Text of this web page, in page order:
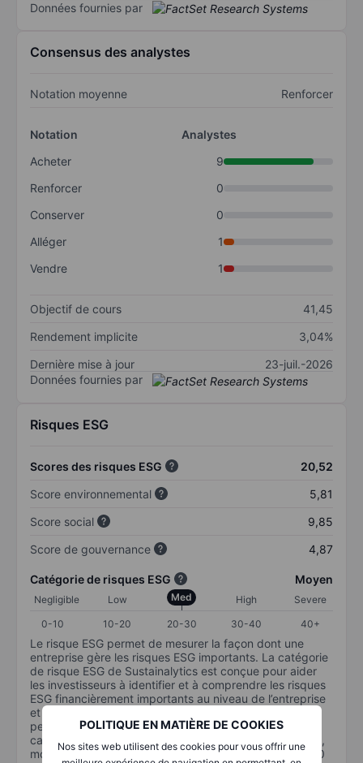
POLITIQUE EN MATIÈRE DE COOKIES
Nos sites web utilisent des cookies pour vous offrir une
Données fournies par
Consensus des analystes
Notation moyenne Renforcer
Notation
Analystes
Acheter
9
Renforcer
0
Conserver
0
Alléger
1
Vendre
1
Objectif de cours
41,45
Rendement implicite
3,04%
Dernière mise à jour
23-juil.-2026
Données fournies par
Risques ESG
Scores des risques ESG
20,52
Score environnemental
5,81
Score social
9,85
Score de gouvernance
4,87
Catégorie de risques ESG Moyen
Negligible Low Med High
Severe
0-10
10-20 20-30 30-40 40+
Le risque ESG permet de mesurer la façon dont une
entreprise gère les risques ESG importants. La catégorie
de risque ESG de Sustainalytics est conçue pour aider
les investisseurs à identifier et à comprendre les risques
ESG financièrement importants au niveau de l’entreprise
et la manière dont ils sont susceptibles d’affecter les
performances à long terme des investissements en
capital. L’échelle va de 0 à 100. Plus le risque est faible,
moins il est important (0 équivaut à aucun risque et 100